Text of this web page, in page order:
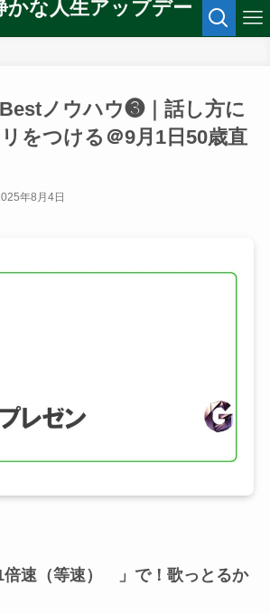
かな人生アップデー
ノウハウ❸｜話し方に
をつける＠9月1日50歳直
年8月4日
速（等速） 」で！歌っとるか